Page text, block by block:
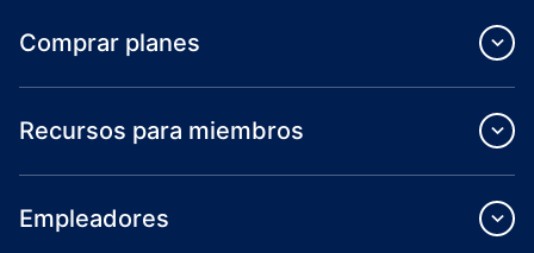
Comprar planes
Recursos para miembros
Empleadores